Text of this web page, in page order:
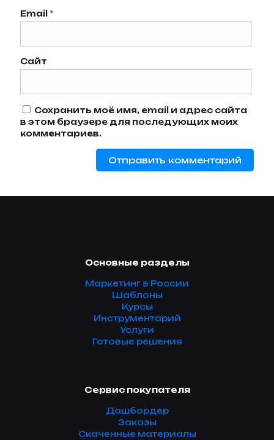
Email *
Сайт
Сохранить моё имя, email и адрес сайта
в этом браузере для последующих моих
комментариев.
Основные разделы
Маркетинг в России
Шаблоны
Курсы
Инструментарий
Услуги
Готовые решения
Сервис покупателя
Дашбордер
Заказы
Скаченные материалы